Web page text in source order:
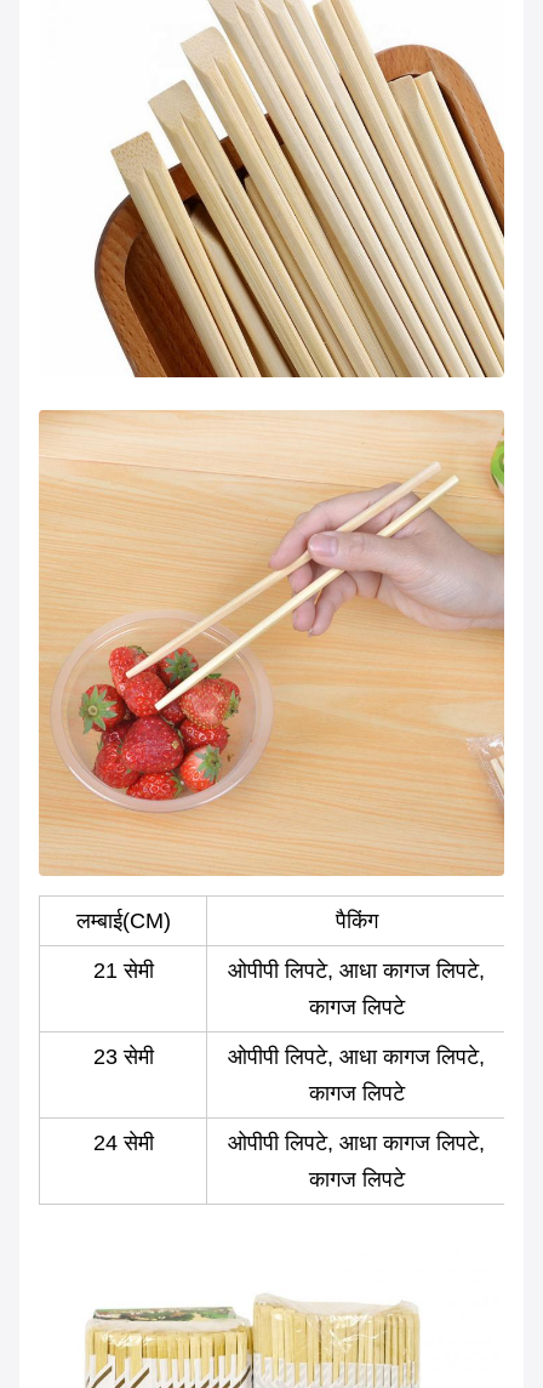
लम्बाई(CM) पैकिंग
21 सेमी
ओपीपी लिपटे, आधा कागज लिपटे,
कागज लिपटे
23 सेमी
ओपीपी लिपटे, आधा कागज लिपटे,
कागज लिपटे
24 सेमी
ओपीपी लिपटे, आधा कागज लिपटे,
कागज लिपटे